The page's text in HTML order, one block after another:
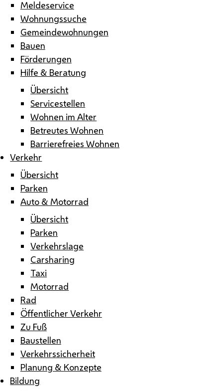
Meldeservice
Wohnungssuche
Gemeindewohnungen
Bauen
Förderungen
Hilfe & Beratung
Übersicht
Servicestellen
Wohnen im Alter
Betreutes Wohnen
Barrierefreies Wohnen
Verkehr
Übersicht
Parken
Auto & Motorrad
Übersicht
Parken
Verkehrslage
Carsharing
Taxi
Motorrad
Rad
Öffentlicher Verkehr
Zu Fuß
Baustellen
Verkehrssicherheit
Planung & Konzepte
Bildung